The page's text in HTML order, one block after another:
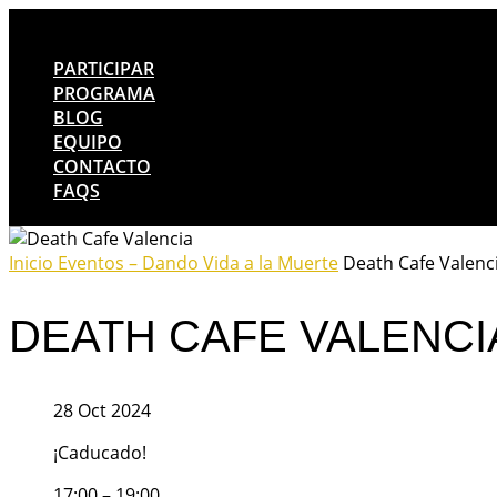
PARTICIPAR
PROGRAMA
BLOG
EQUIPO
CONTACTO
FAQS
Inicio Eventos – Dando Vida a la Muerte Death Cafe
DEATH CAFE
28 Oct 2024
¡Caducado!